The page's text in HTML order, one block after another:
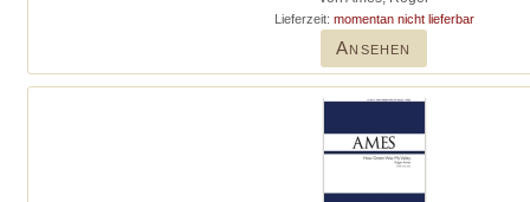
Lieferzeit: momentan nicht lieferbar
Ansehen